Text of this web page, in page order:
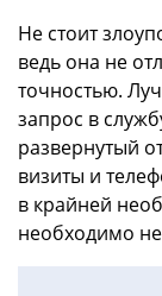
Не стоит
ведь она не
точностью.
запрос в
развернутый
визиты и
в крайней
необходимо